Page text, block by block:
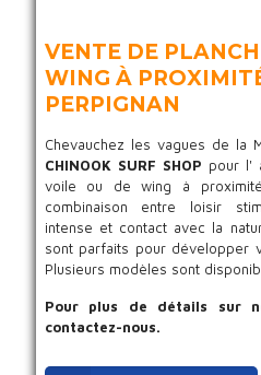
VENTE DE
WING À
PERPIGNAN
Chevauchez les vagues de la
CHINOOK SURF SHOP pour l'
voile ou de wing à
combinaison entre loisir
intense et contact avec la
sont parfaits pour développer
Plusieurs modèles sont
Pour plus de détails sur
contactez-nous.